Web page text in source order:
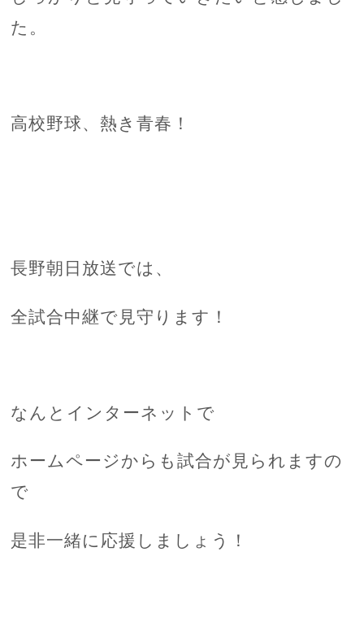
た。
高校野球、熱き青春！
長野朝日放送では、
全試合中継で見守ります！
なんとインターネットで
ホームページからも試合が見られますの
で
是非一緒に応援しましょう！